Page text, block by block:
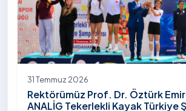
31 Temmuz 2026
Rektörümüz Prof. Dr. Öztürk
ANALİG Tekerlekli Kayak Türkiye